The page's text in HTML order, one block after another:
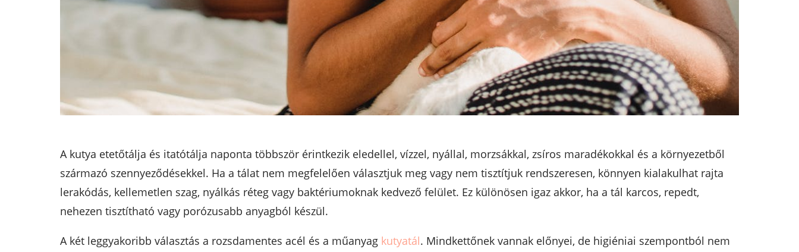
A kutya etetőtálja és itatótálja naponta többször érintkezik eledellel, vízzel, nyállal, morzsákkal, zsíros maradékokkal és a környezetből
származó szennyeződésekkel. Ha a tálat nem megfelelően választjuk meg vagy nem tisztítjuk rendszeresen, könnyen kialakulhat rajta
lerakódás, kellemetlen szag, nyálkás réteg vagy baktériumoknak kedvező felület. Ez különösen igaz akkor, ha a tál karcos, repedt,
nehezen tisztítható vagy porózusabb anyagból készül.
A két leggyakoribb választás a rozsdamentes acél és a műanyag kutyatál. Mindkettőnek vannak előnyei, de higiéniai szempontból nem